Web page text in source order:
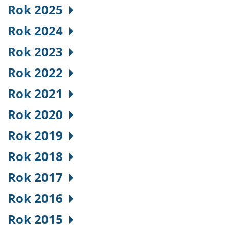
Rok 2025
Rok 2024
Rok 2023
Rok 2022
Rok 2021
Rok 2020
Rok 2019
Rok 2018
Rok 2017
Rok 2016
Rok 2015